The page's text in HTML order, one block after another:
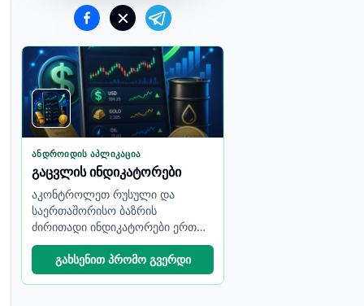
ᲐᲜᲓᲠᲝᲘᲓᲘᲡ ᲐᲞᲚᲘᲙᲐᲪᲘᲐ
გაცვლის ინდიკატორები
აკონტროლეთ რუსული და
საერთაშორისო ბაზრის
ძირითადი ინდიკატორები ერთ
კომპაქტურ აპლიკაციაში.
გახსენით პრომო გვერდი